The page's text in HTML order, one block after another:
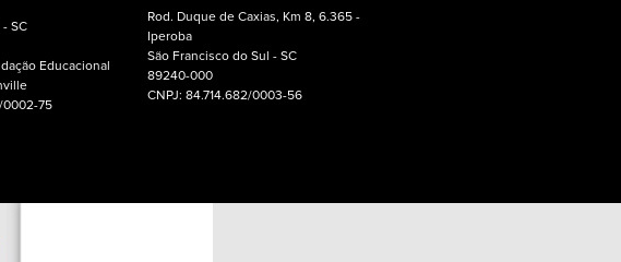
SC
Educacional
0002-75
Rod. Duque de Caxias, Km 8, 6.365 -
Iperoba
São Francisco do Sul - SC
89240-000
CNPJ: 84.714.682/0003-56